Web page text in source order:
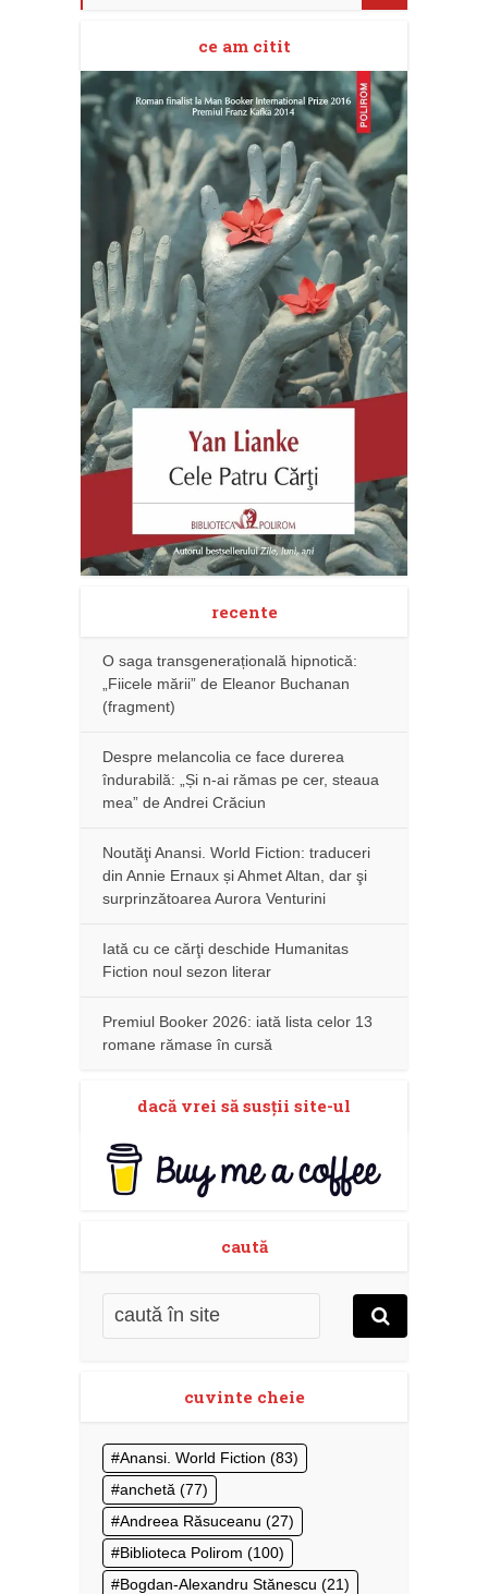
ce am citit
recente
O saga transgenerațională hipnotică:
„Fiicele mării” de Eleanor Buchanan
(fragment)
Despre melancolia ce face durerea
îndurabilă: „Și n-ai rămas pe cer, steaua
mea” de Andrei Crăciun
Noutăţi Anansi. World Fiction: traduceri
din Annie Ernaux și Ahmet Altan, dar şi
surprinzătoarea Aurora Venturini
Iată cu ce cărţi deschide Humanitas
Fiction noul sezon literar
Premiul Booker 2026: iată lista celor 13
romane rămase în cursă
dacă vrei să susţii site-ul
caută
cuvinte cheie
Anansi. World Fiction (83)
anchetă (77)
Andreea Răsuceanu (27)
Biblioteca Polirom (100)
Bogdan-Alexandru Stănescu (21)